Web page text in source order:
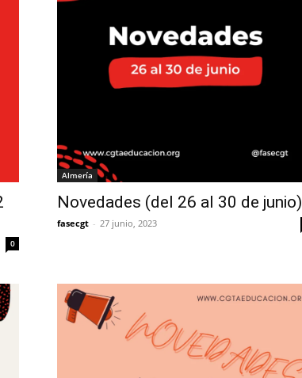
0
Almería
Novedades (del 26 al 30 de junio)
fasecgt - 27 junio, 2023